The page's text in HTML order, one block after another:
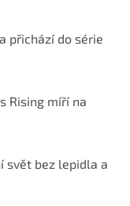
přichází do série
Rising míří na
svět bez lepidla a